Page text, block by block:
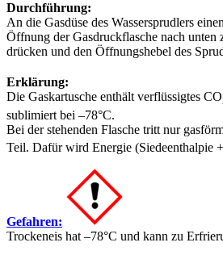
Durchführung:
An die Gasdüse des Wassersprudlers
Öffnung der Gasdruckflasche nach
drücken und den Öffnungshebel des
Erklärung:
Die Gaskartusche enthält verflüssigtes CO
sublimiert bei –78°C.
Bei der stehenden Flasche tritt nur
Teil. Dafür wird Energie (Siedeenthalpie
Gefahren:
Trockeneis hat –78°C und kann zu